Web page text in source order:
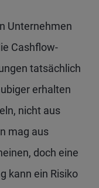
Unternehmen
Cashflow-
tatsächlich
erhalten
nicht aus
mag aus
doch eine
kann ein Risiko